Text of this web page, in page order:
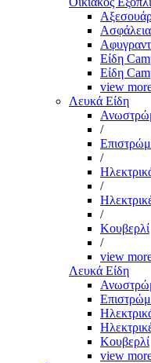
Ασφάλεια
Είδη
Είδη
view
Λευκά Είδη
/
/
/
/
Κουβερλί
/
view
Λευκά Είδη
Κουβερλί
view